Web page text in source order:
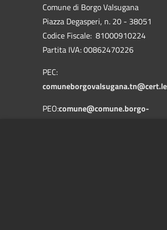
Comune di Borgo Valsugana
Piazza Degasperi, n. 20 - 38051
Codice Fiscale: 81000910224
Partita IVA: 00862470226
PEC:
PEO:comune@comune.borgo-